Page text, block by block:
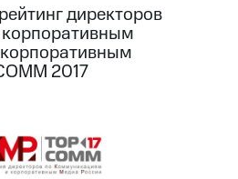
директоров
2017